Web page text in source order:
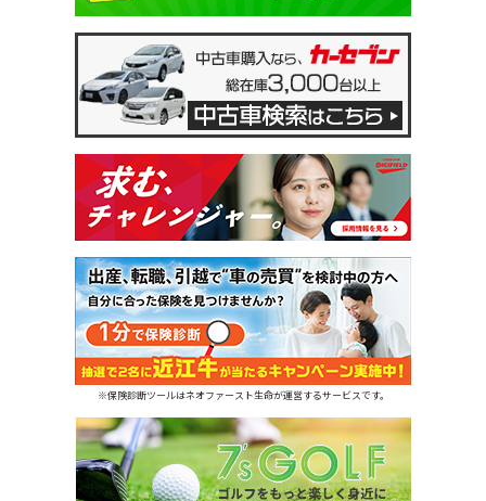
※保険診断ツールはネオファースト生命が運営するサービスです。